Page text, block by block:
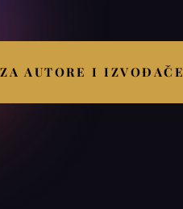
AUTORE I IZVOĐAČE